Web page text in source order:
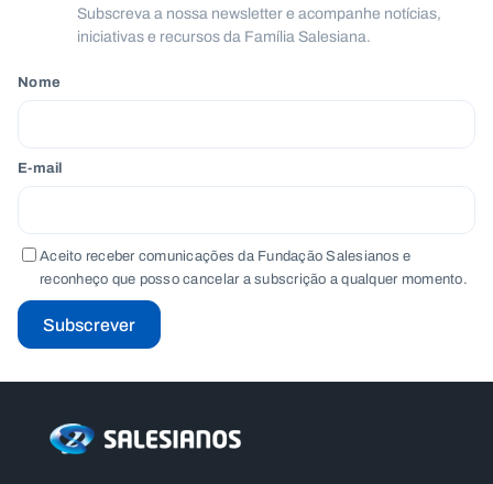
Subscreva a nossa newsletter e acompanhe notícias,
iniciativas e recursos da Família Salesiana.
Nome
E-mail
Aceito receber comunicações da Fundação Salesianos e
reconheço que posso cancelar a subscrição a qualquer momento.
Subscrever